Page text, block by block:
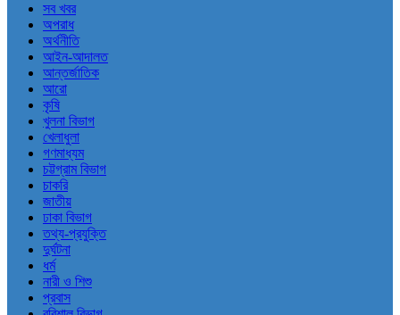
সব খবর
অপরাধ
অর্থনীতি
আইন-আদালত
আন্তর্জাতিক
আরো
কৃষি
খুলনা বিভাগ
খেলাধুলা
গণমাধ্যম
চট্টগ্রাম বিভাগ
চাকরি
জাতীয়
ঢাকা বিভাগ
তথ্য-প্রযুক্তি
দুর্ঘটনা
ধর্ম
নারী ও শিশু
প্রবাস